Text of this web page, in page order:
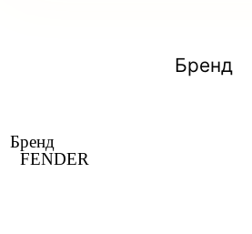
Бренд
Бренд
FENDER